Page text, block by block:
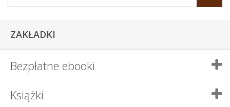
ZAKŁADKI
Bezpłatne ebooki
Książki